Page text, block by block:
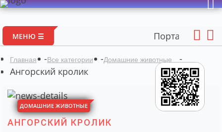
МЕНЮ ☰ Портал авторских
Главная -Все категории -Домашние животные
-
Ангорский кролик
ДОМАШНИЕ ЖИВОТНЫЕ
АНГОРСКИЙ КРОЛИК